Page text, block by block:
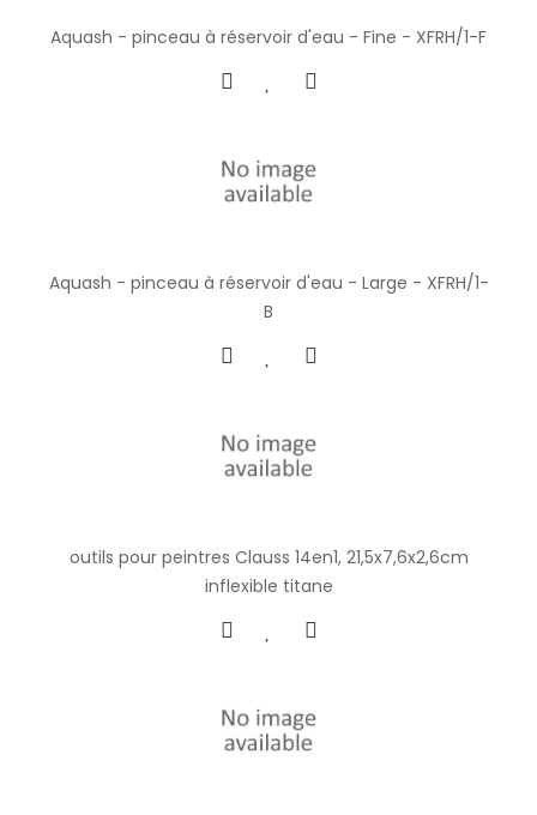
Aquash - pinceau à réservoir d'eau - Fine - XFRH/1-F
Aquash - pinceau à réservoir d'eau - Large - XFRH/1-
B
outils pour peintres Clauss 14en1, 21,5x7,6x2,6cm
inflexible titane